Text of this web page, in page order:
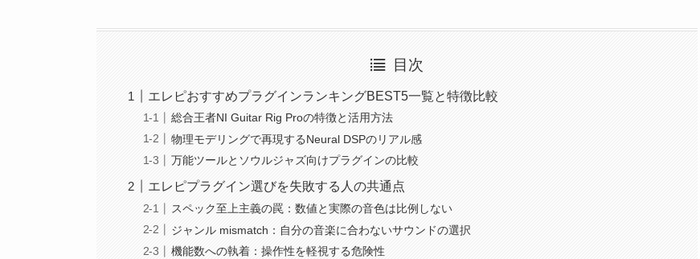
目次
エレピおすすめプラグインランキングBEST5一覧と特徴比較
総合王者NI Guitar Rig Proの特徴と活用方法
物理モデリングで再現するNeural DSPのリアル感
万能ツールとソウルジャズ向けプラグインの比較
エレピプラグイン選びを失敗する人の共通点
スペック至上主義の罠：数値と実際の音色は比例しない
ジャンル mismatch：自分の音楽に合わないサウンドの選択
機能数への執着：操作性を軽視する危険性